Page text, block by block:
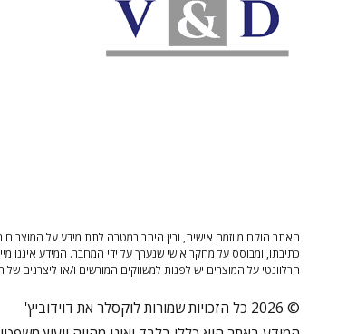
האתר הוקם מיוזמה אישית, ובין היתר במטרה לתת מידע על המוצרים
כתיבתו, ומבוסס על מחקר אישי שנערך על ידי המחבר. המידע איננו
הרלוונטי על המוצרים יש לפנות למשווקים המורשים ו/או ליצרנים
© 2026 כל הזכויות שמורות לוקסלר את דוידוביץ'